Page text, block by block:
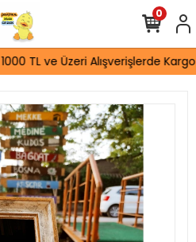
1000 TL ve Üzeri Alışverişlerde Kargo
0